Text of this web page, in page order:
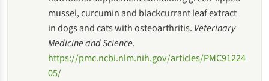
mussel, curcumin and blackcurrant leaf extract
in dogs and cats with osteoarthritis. Veterinary
Medicine and Science.
https://pmc.ncbi.nlm.nih.gov/articles/PMC91224
05/